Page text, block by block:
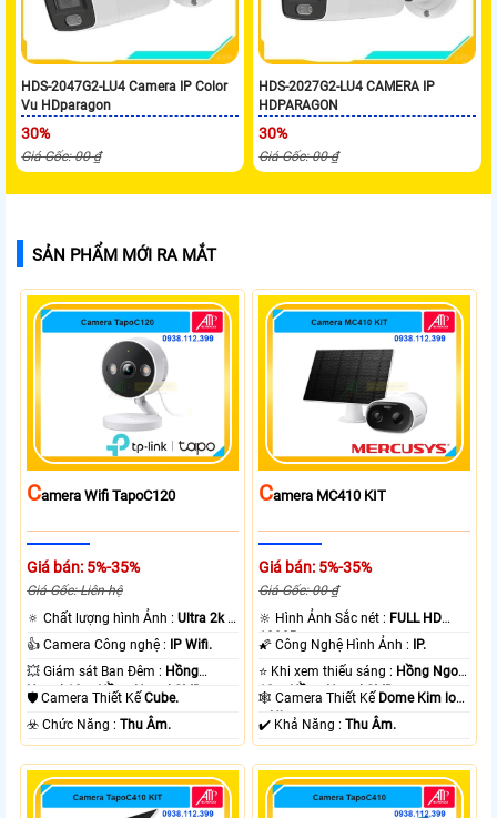
HDS-2047G2-LU4 Camera IP Color
Vu HDparagon
30%
Giá Gốc: 00 ₫
HDS-2027G2-LU4 CAMERA IP
HDPARAGON
30%
Giá Gốc: 00 ₫
SẢN PHẨM MỚI RA MẮT
CAmera Wifi TapoC120
Giá bán: 5%-35%
Giá Gốc: Liên hệ
🔅 Chất lượng hình Ảnh :Ultra 2k +
.
👍 Camera Công nghệ :
IP Wifi.
💥 Giám sát Ban Đêm : Hồng
Ngoại 10m Hồng Ngoại SMD.
🛡 Camera Thiết KếCube.
️☣️ Chức Năng :Thu Âm.
CAmera MC410 KIT
Giá bán: 5%-35%
Giá Gốc: 00 ₫
🔆 Hình Ảnh Sắc nét : FULL HD
1080P .
🌠 Công Nghệ Hình Ảnh :
IP.
⭐ Khi xem thiếu sáng : Hồng Ngoại
10m Hồng Ngoại SMD.
🕸️ Camera Thiết Kế Dome Kim loại
+ Nhựa.
️✔️ Khả Năng :Thu Âm.